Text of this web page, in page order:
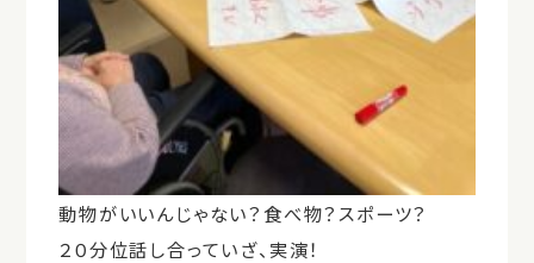
動物がいいんじゃない？食べ物？スポーツ？
２０分位話し合っていざ、実演！